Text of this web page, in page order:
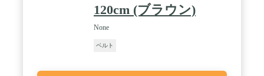
120cm (ブラウン)
None
ベルト